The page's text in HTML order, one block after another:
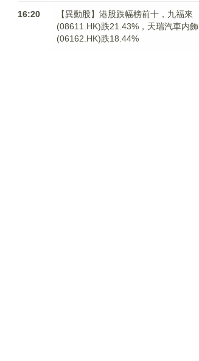
16:20
【異動股】港股跌幅榜前十，九福來
(08611.HK)跌21.43%，天瑞汽車内飾
(06162.HK)跌18.44%